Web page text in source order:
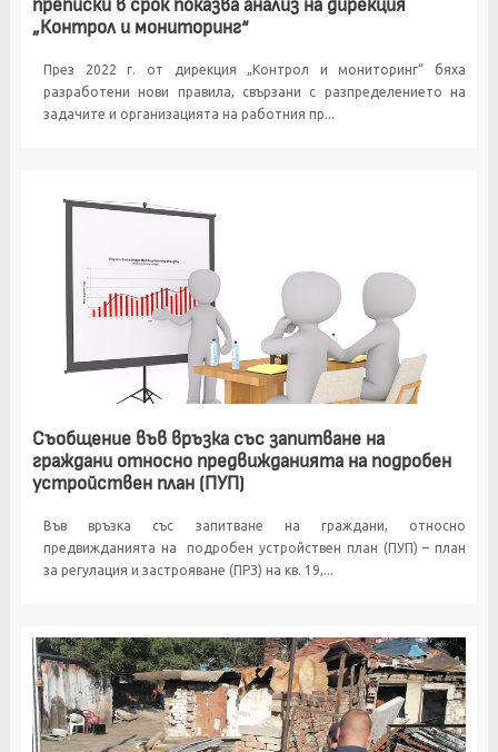
„Контрол и мониторинг“
През 2022 г. от дирекция „Контрол и мониторинг“ бяха
разработени нови правила, свързани с разпределението на
задачите и организацията на работния пр...
Съобщение във връзка със запитване на
граждани относно предвижданията на подробен
устройствен план (ПУП)
Във връзка със запитване на граждани, относно
предвижданията на подробен устройствен план (ПУП) – план
за регулация и застрояване (ПРЗ) на кв. 19,...